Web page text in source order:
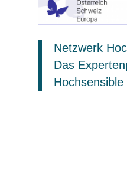
Netzwerk
Das
Hochsensible